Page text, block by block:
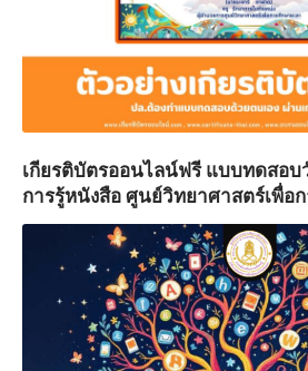
เกียรติบัตรออนไลน์ฟรี แบบทดสอบ
การรู้หนังสือ ศูนย์วิทยาศาสตร์เพื่อ